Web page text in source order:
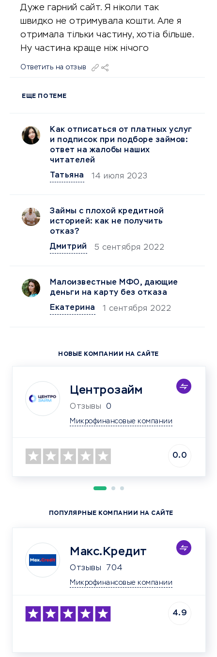
Дуже гарний сайт. Я ніколи так
швидко не отримувала кошти. Але я
отримала тільки частину, хотіа більше.
Ну частина краще ніж нічого
Ответить на отзыв
ЕЩЕ ПО ТЕМЕ
Как отписаться от платных услуг
и подписок при подборе займов:
ответ на жалобы наших
читателей
Татьяна
14 июля 2023
Займы с плохой кредитной
историей: как не получить
отказ?
Дмитрий
5 сентября 2022
Малоизвестные МФО, дающие
деньги на карту без отказа
Екатерина
1 сентября 2022
НОВЫЕ КОМПАНИИ НА САЙТЕ
Центрозайм
Отзывы 0
Микрофинансовые компании
0.0
ПОПУЛЯРНЫЕ КОМПАНИИ НА САЙТЕ
Макс.Кредит
Отзывы 704
Микрофинансовые компании
4.9